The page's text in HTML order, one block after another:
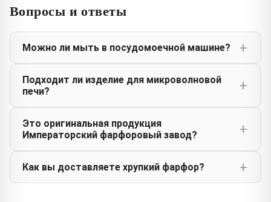
Вопросы и ответы
Можно ли мыть в посудомоечной машине?
Подходит ли изделие для микроволновой
печи?
Это оригинальная продукция
Императорский фарфоровый завод?
Как вы доставляете хрупкий фарфор?